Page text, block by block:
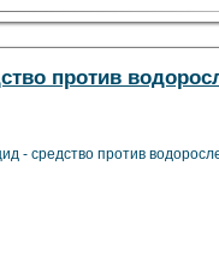
против
- средство против